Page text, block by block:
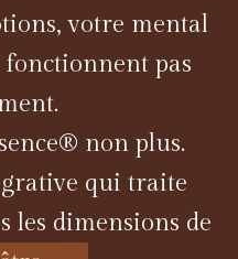
votre mental
pas
non plus.
qui traite
les dimensions de